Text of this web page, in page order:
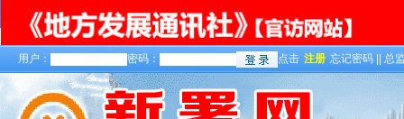
用户： 密码： 点击 注册 忘记密码 || 总
关于我们